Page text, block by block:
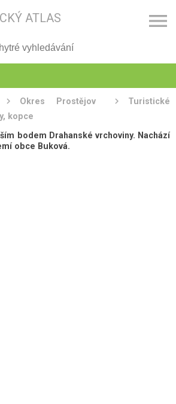
ATLAS 
Okres Prostějov
Turistické
kopce
bodem Drahanské vrchoviny. Nachází
obce Buková.